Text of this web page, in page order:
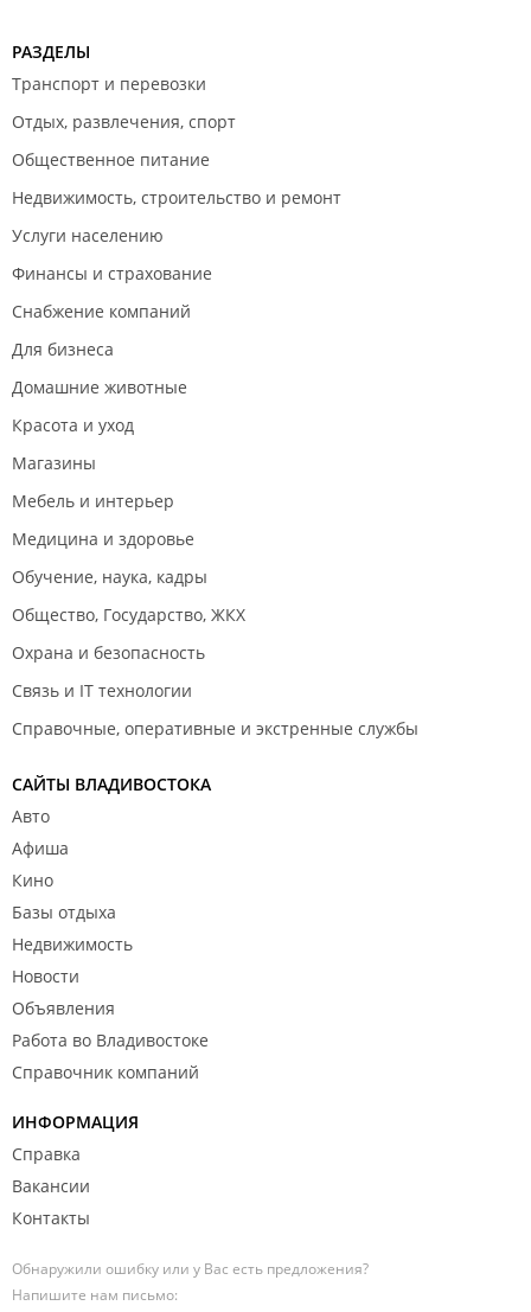
РАЗДЕЛЫ
Транспорт и перевозки
Отдых, развлечения, спорт
Общественное питание
Недвижимость, строительство и ремонт
Услуги населению
Финансы и страхование
Снабжение компаний
Для бизнеса
Домашние животные
Красота и уход
Магазины
Мебель и интерьер
Медицина и здоровье
Обучение, наука, кадры
Общество, Государство, ЖКХ
Охрана и безопасность
Связь и IT технологии
Справочные, оперативные и экстренные службы
САЙТЫ ВЛАДИВОСТОКА
Авто
Афиша
Кино
Базы отдыха
Недвижимость
Новости
Объявления
Работа во Владивостоке
Справочник компаний
ИНФОРМАЦИЯ
Справка
Вакансии
Контакты
Обнаружили ошибку или у Вас есть предложения?
Напишите нам письмо: